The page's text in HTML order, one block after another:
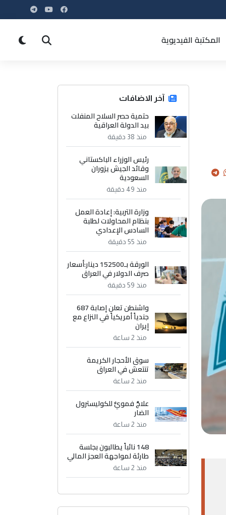
المكتبة الفيديوية
آخر الاضافات
حتمية حصر السلاح المنفلت
بيد الدولة العراقية
منذ 38 دقيقة
رئيس الوزراء الباكستاني
وقائد الجيش يزوران
السعودية
منذ 49 دقيقة
وزارة التربية: إعادة العمل
بنظام المحاولات لطلبة
السادس الإعدادي
منذ 55 دقيقة
الورقة بـ152500 دينار:أسعار
صرف الدولار في العراق
منذ 59 دقيقة
واشنطن تعلن إصابة 687
جندياً أمريكياً في النزاع مع
إيران
منذ 2 ساعة
سوق الأحجار الكريمة
تنتعش في العراق
منذ 2 ساعة
علاجٌ فمويٌّ للكوليسترول
الضار
منذ 2 ساعة
148 نائباً يطالبون بجلسة
طارئة لمواجهة العجز المالي
منذ 2 ساعة